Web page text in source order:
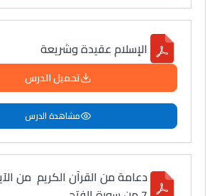
الإسلام عقيدة وشريعة
تحميل الدرس
مشاهدة الدرس